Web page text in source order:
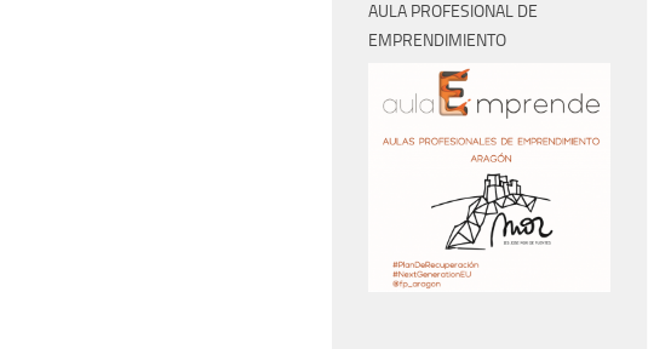
AULA PROFESIONAL DE
EMPRENDIMIENTO